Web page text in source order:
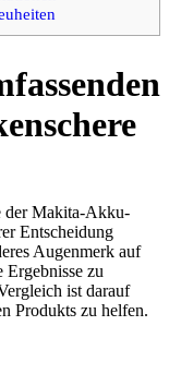
der Makita-Akku-
Entscheidung
Augenmerk auf
Ergebnisse zu
ist darauf
Produkts zu helfen.